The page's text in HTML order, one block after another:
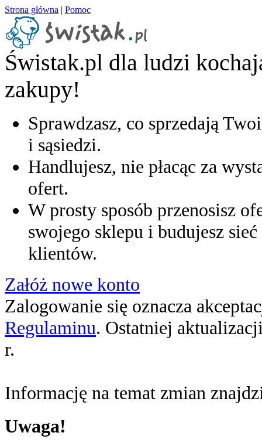
Strona główna | Pomoc
Świstak.pl dla ludzi
zakupy!
Sprawdzasz, co sprzedają
i sąsiedzi.
Handlujesz, nie płacąc za
ofert.
W prosty sposób przenosisz
swojego sklepu i budujesz sieć
klientów.
Załóż nowe konto
Zalogowanie się oznacza
Regulaminu. Ostatniej
r.
Informację na temat zmian
Uwaga!